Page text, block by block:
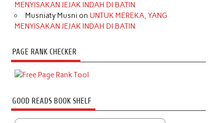
MENYISAKAN JEJAK INDAH DI BATIN
Musniaty Musni on UNTUK MEREKA, YANG
MENYISAKAN JEJAK INDAH DI BATIN
PAGE RANK CHECKER
GOOD READS BOOK SHELF